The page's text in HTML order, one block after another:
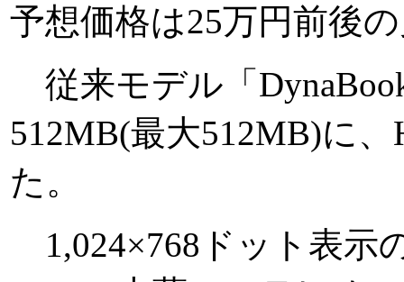
予想価格は25万円前後
従来モデル「
512MB(最大512MB)に
た。
1,024×768ドット表示